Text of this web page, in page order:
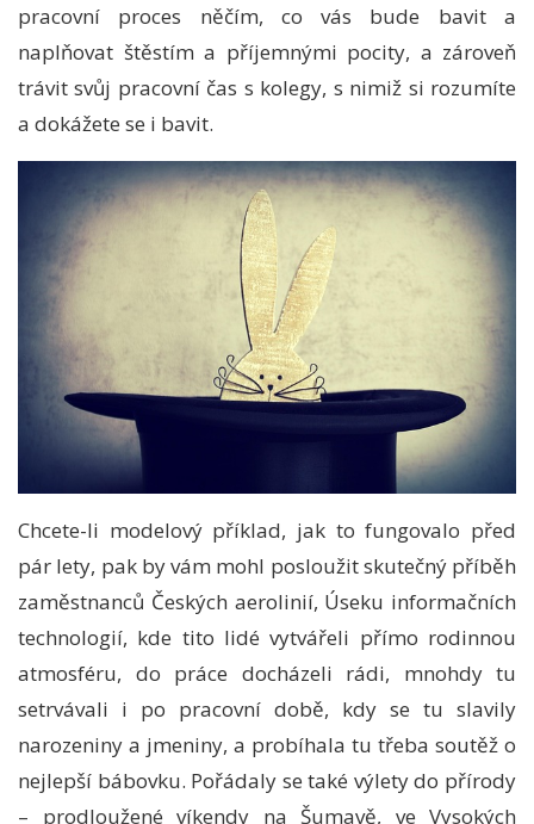
pracovní proces něčím, co vás bude bavit a
naplňovat štěstím a příjemnými pocity, a zároveň
trávit svůj pracovní čas s kolegy, s nimiž si rozumíte
a dokážete se i bavit.
Chcete-li modelový příklad, jak to fungovalo před
pár lety, pak by vám mohl posloužit skutečný příběh
zaměstnanců Českých aerolinií, Úseku informačních
technologií, kde tito lidé vytvářeli přímo rodinnou
atmosféru, do práce docházeli rádi, mnohdy tu
setrvávali i po pracovní době, kdy se tu slavily
narozeniny a jmeniny, a probíhala tu třeba soutěž o
nejlepší bábovku. Pořádaly se také výlety do přírody
– prodloužené víkendy na Šumavě, ve Vysokých